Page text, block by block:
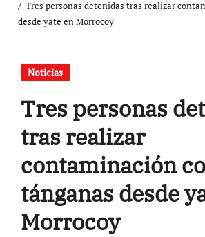
Tres personas detenidas tras realizar
desde yate en Morrocoy
Noticias
Tres personas
tras realizar
contaminación
tánganas desde
Morrocoy